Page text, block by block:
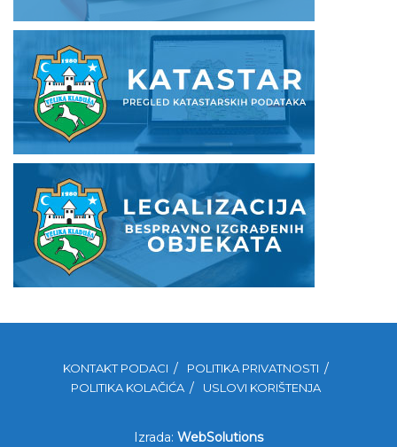
KONTAKT PODACI
POLITIKA PRIVATNOSTI
POLITIKA KOLAČIĆA
USLOVI KORIŠTENJA
Izrada: WebSolutions